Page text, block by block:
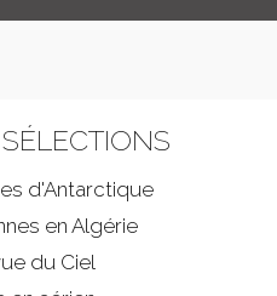
d'Antarctique
en Algérie
du Ciel